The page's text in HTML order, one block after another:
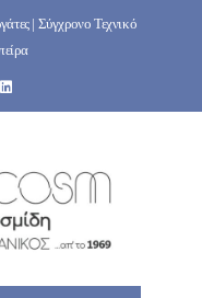
| Σύγχρονο Τεχνικό